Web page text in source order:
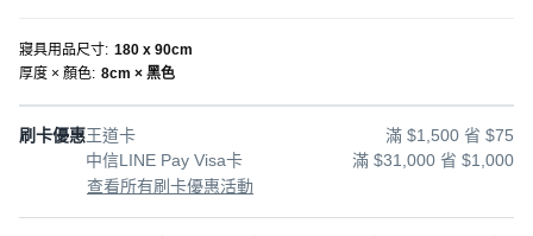
寢具用品尺寸: 180 x 90cm
厚度 × 顏色: 8cm × 黑色
刷卡優惠王道卡
滿 $1,500 省 $75
中信LINE Pay Visa卡
滿 $31,000 省 $1,000
查看所有刷卡優惠活動